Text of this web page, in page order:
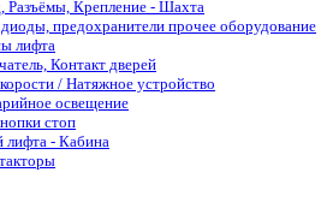
Разъёмы, Крепление - Шахта
предохранители прочее оборудование
лифта
Контакт дверей
/ Натяжное устройство
освещение
стоп
лифта - Кабина